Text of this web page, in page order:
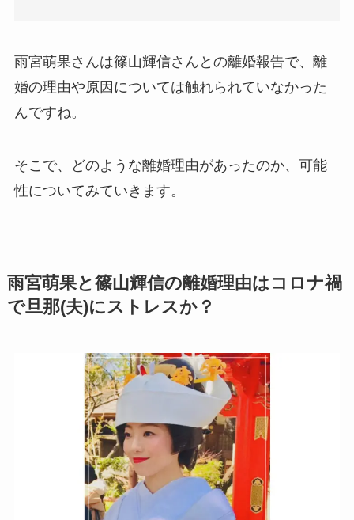
雨宮萌果さんは篠山輝信さんとの離婚報告で、離
婚の理由や原因については触れられていなかった
んですね。
そこで、どのような離婚理由があったのか、可能
性についてみていきます。
雨宮萌果と篠山輝信の離婚理由はコロナ禍
で旦那(夫)にストレスか？